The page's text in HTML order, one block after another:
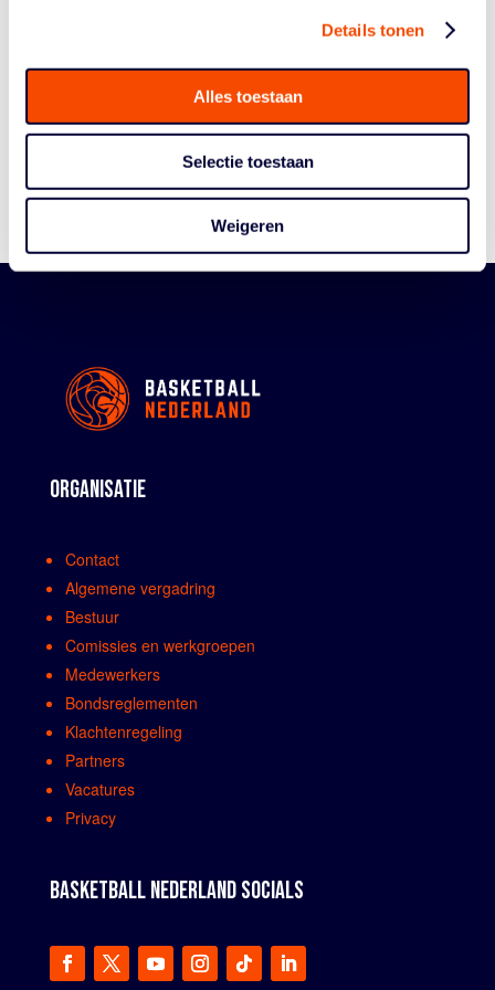
Details tonen
Alles toestaan
Selectie toestaan
Weigeren
Algemene Vergadering
Bestuur En Commissies
Reglementen
ORGANISATIE
Contact
Algemene vergadring
Bestuur
Comissies en werkgroepen
Medewerkers
Bondsreglementen
Klachtenregeling
Partners
Vacatures
Privacy
BASKETBALL NEDERLAND SOCIALS